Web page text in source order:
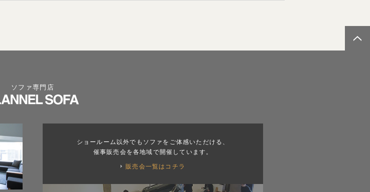
ソファ専門店
ショールーム以外でもソファをご体感いただける、
催事販売会を各地域で開催しています。
販売会一覧はコチラ